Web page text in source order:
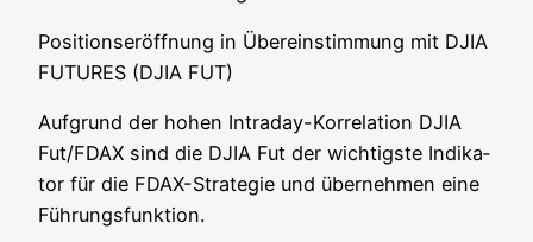
Posi­ti­ons­er­öff­nung in Über­ein­stim­mung mit DJIA
FUTURES (DJIA FUT)
Auf­grund der hohen Intra­day-Kor­re­la­ti­on DJIA
Fut/FDAX sind die DJIA Fut der wich­tigs­te Indi­ka­
tor für die FDAX-Stra­te­gie und über­neh­men eine
Führungsfunktion.